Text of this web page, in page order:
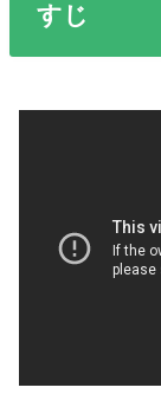
すじ